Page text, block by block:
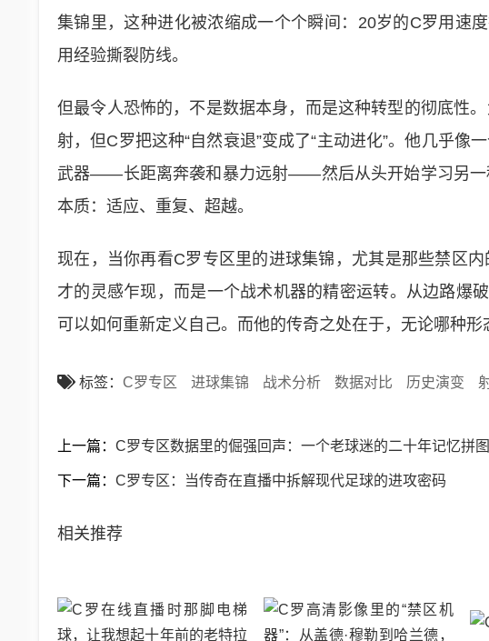
集锦里，这种进化被浓缩成一个个瞬间：20岁的C罗用速
用经验撕裂防线。
但最令人恐怖的，不是数据本身，而是这种转型的彻底性
射，但C罗把这种“自然衰退”变成了“主动进化”。他几乎
武器——长距离奔袭和暴力远射——然后从头开始学习另一
本质：适应、重复、超越。
现在，当你再看C罗专区里的进球集锦，尤其是那些禁区
才的灵感乍现，而是一个战术机器的精密运转。从边路爆
可以如何重新定义自己。而他的传奇之处在于，无论哪种形
标签： C罗专区 进球集锦 战术分析 数据对比 历史演变
上一篇： C罗专区数据里的倔强回声：一个老球迷的二十年记忆拼图
下一篇： C罗专区：当传奇在直播中拆解现代足球的进攻密码
相关推荐